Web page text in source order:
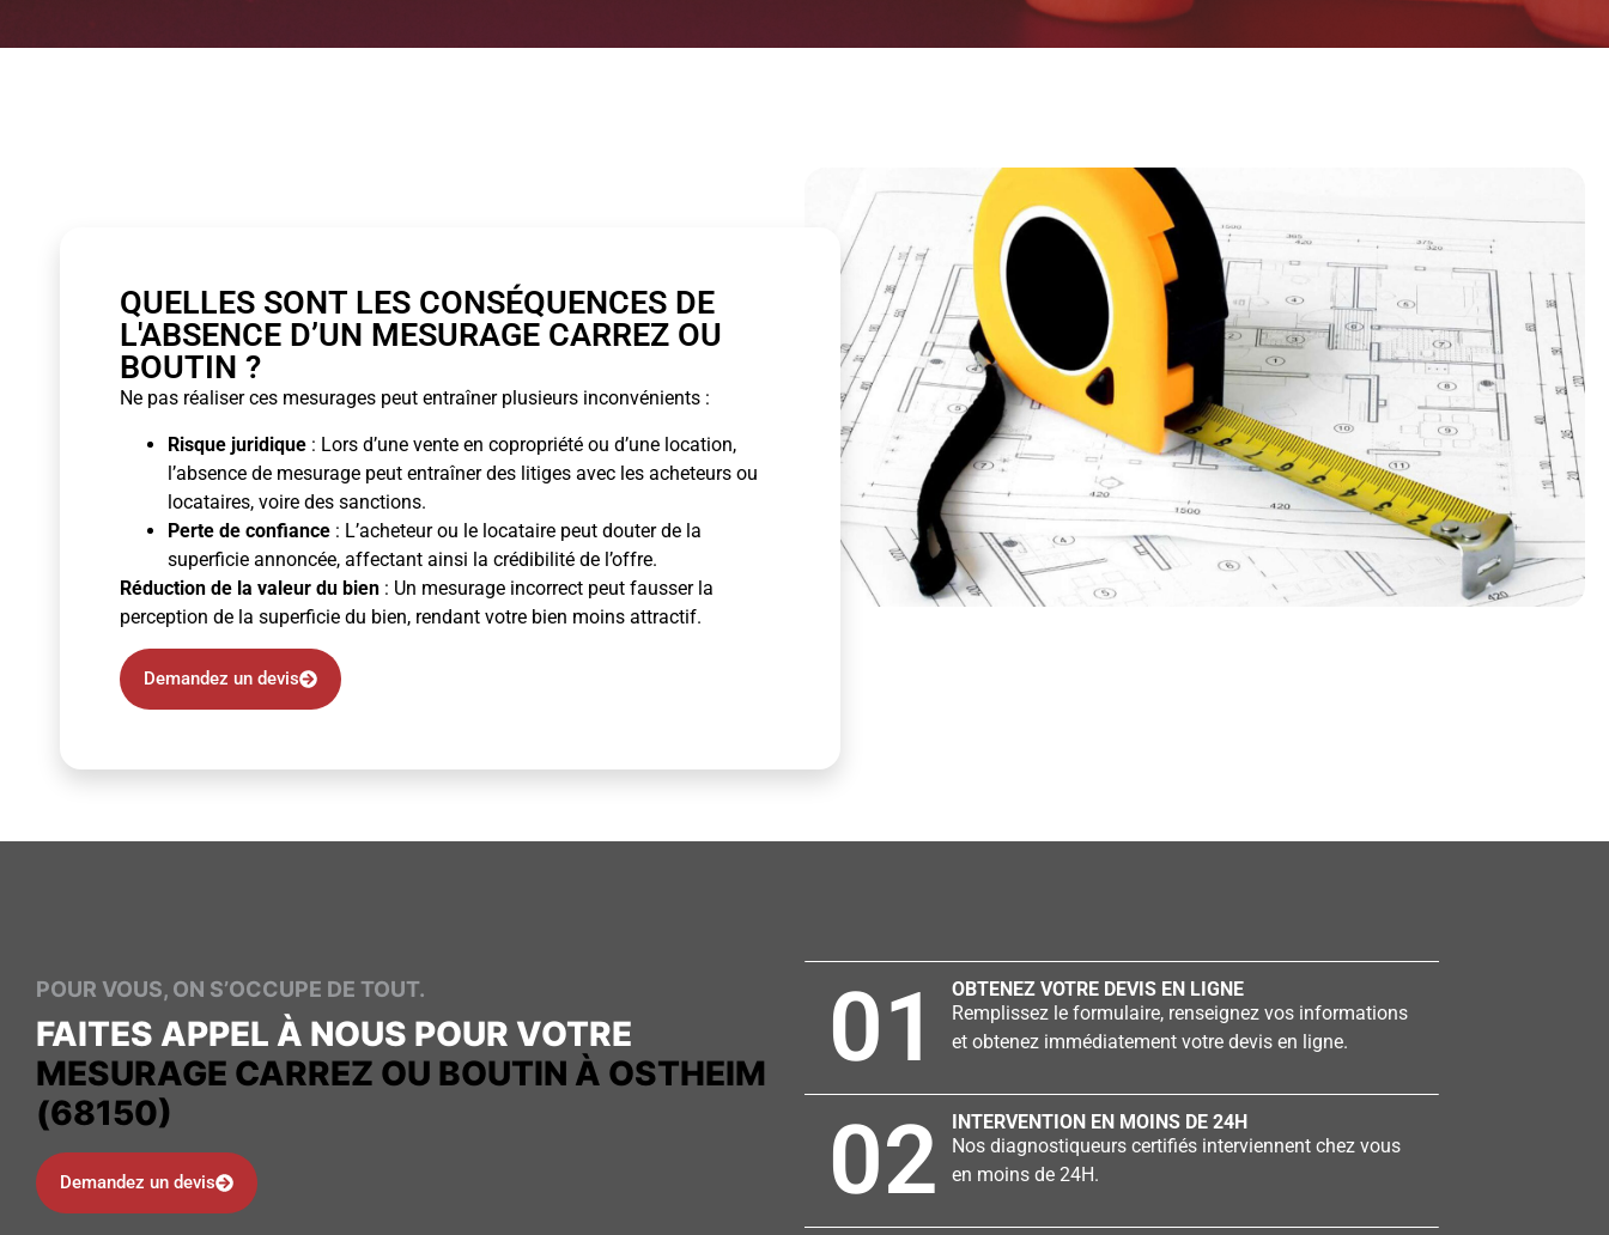
QUELLES SONT LES CONSÉQUENCES DE
L'ABSENCE D’UN MESURAGE CARREZ OU
BOUTIN ?
Ne pas réaliser ces mesurages peut entraîner plusieurs inconvénients :
Risque juridique : Lors d’une vente en copropriété ou d’une location,
l’absence de mesurage peut entraîner des litiges avec les acheteurs ou
locataires, voire des sanctions.
Perte de confiance : L’acheteur ou le locataire peut douter de la
superficie annoncée, affectant ainsi la crédibilité de l’offre.
Réduction de la valeur du bien : Un mesurage incorrect peut fausser la
perception de la superficie du bien, rendant votre bien moins attractif.
Demandez un devis
POUR VOUS, ON S’OCCUPE DE TOUT.
FAITES APPEL À NOUS POUR VOTRE
MESURAGE CARREZ OU BOUTIN À OSTHEIM
(68150)
Demandez un devis
01
OBTENEZ VOTRE DEVIS EN LIGNE
Remplissez le formulaire, renseignez vos informations
et obtenez immédiatement votre devis en ligne.
02
INTERVENTION EN MOINS DE 24H
Nos diagnostiqueurs certifiés interviennent chez vous
en moins de 24H.